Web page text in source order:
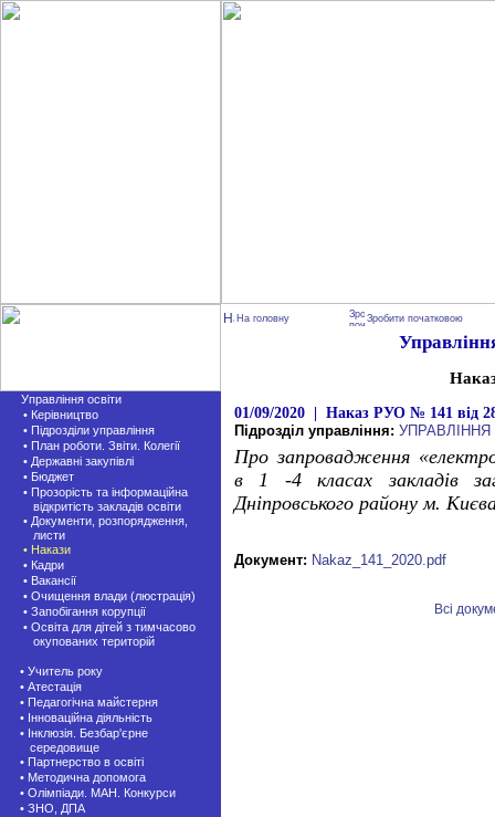
Управління освіти
• Керівництво
• Підрозділи управління
• План роботи. Звіти. Колегії
• Державні закупівлі
• Бюджет
• Прозорість та інформаційна
відкритість закладів освіти
• Документи, розпорядження,
листи
• Накази
• Кадри
• Вакансії
• Очищення влади (люстрація)
• Запобігання корупції
• Освіта для дітей з тимчасово
окупованих територій
• Учитель року
• Атестація
• Педагогічна майстерня
• Інноваційна діяльність
• Інклюзія. Безбар'єрне
середовище
• Партнерство в освіті
• Методична допомога
• Олімпіади. МАН. Конкурси
• ЗНО, ДПА
На головну Зробити початковою
01/09/2020 | Наказ РУО № 141 від
Підрозділ управління: УПРАВЛІННЯ
Про запровадження
в 1 -4 класах закладів
Дніпровського району м.
Документ: Nakaz_141_2020.pdf
Всі